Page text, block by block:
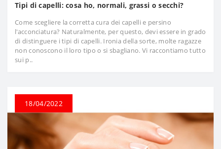
Tipi di capelli: cosa ho, normali, grassi o secchi?
Come scegliere la corretta cura dei capelli e persino
l'acconciatura? Naturalmente, per questo, devi essere in grado
di distinguere i tipi di capelli. Ironia della sorte, molte ragazze
non conoscono il loro tipo o si sbagliano. Vi raccontiamo tutto
sui p..
18/04/2022